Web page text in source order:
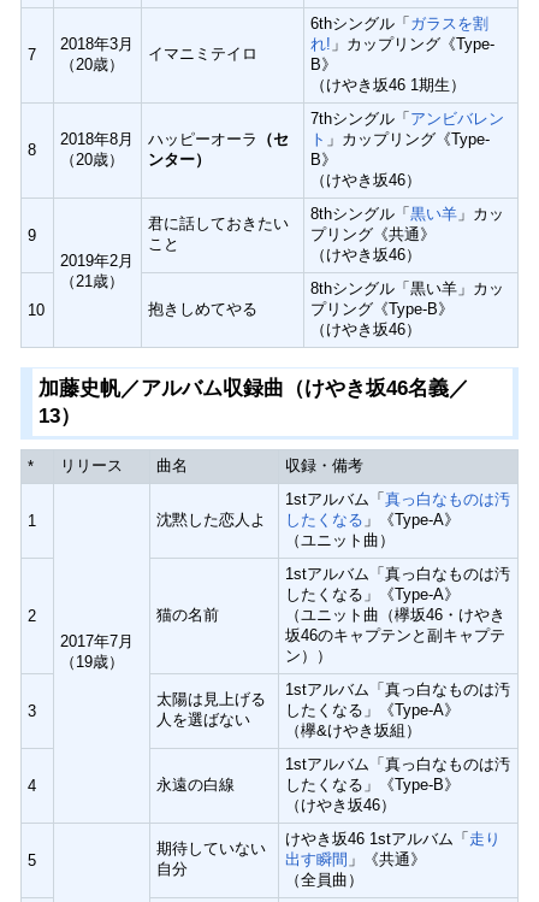
7
2018年3月
（20歳）
イマニミテイロ
6thシングル「 ガラスを割
れ! 」カップリング《Type-
B》
（けやき坂46 1期生）
8
2018年8月
（20歳）
ハッピーオーラ
（セ
ンター）
7thシングル「 アンビバレン
ト 」カップリング《Type-
B》
（けやき坂46）
9
2019年2月
（21歳）
君に話しておきたい
こと
8thシングル「 黒い羊」カッ
プリング《共通》
（けやき坂46）
10 抱きしめてやる
8thシングル「黒い羊」カッ
プリング《Type-B》
（けやき坂46）
加藤史帆／アルバム収録曲（けやき坂46名義／
13）
* リリース 曲名 収録・備考
1
2017年7月
（19歳）
沈黙した恋人よ
1stアルバム「 真っ白なものは汚
したくなる 」《Type-A》
（ユニット曲）
2 猫の名前
1stアルバム「真っ白なものは汚
したくなる」《Type-A》
（ユニット曲（欅坂46・けやき
坂46のキャプテンと副キャプテ
ン））
3
太陽は見上げる
人を選ばない
1stアルバム「真っ白なものは汚
したくなる」《Type-A》
（欅&けやき坂組）
4 永遠の白線
1stアルバム「真っ白なものは汚
したくなる」《Type-B》
（けやき坂46）
5
期待していない
自分
けやき坂46 1stアルバム「 走り
出す瞬間 」《共通》
（全員曲）